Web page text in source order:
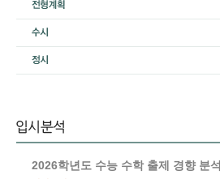
2026학년도 수능 수학 출제 경향 분석